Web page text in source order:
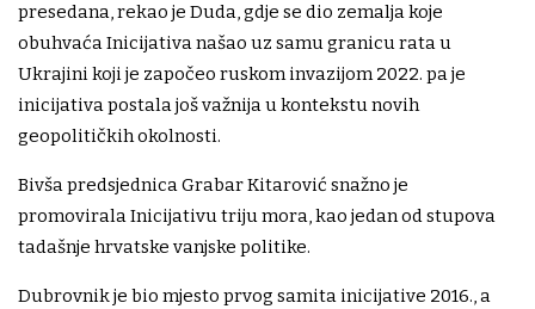
presedana, rekao je Duda, gdje se dio zemalja koje
obuhvaća Inicijativa našao uz samu granicu rata u
Ukrajini koji je započeo ruskom invazijom 2022. pa je
inicijativa postala još važnija u kontekstu novih
geopolitičkih okolnosti.
Bivša predsjednica Grabar Kitarović snažno je
promovirala Inicijativu triju mora, kao jedan od stupova
tadašnje hrvatske vanjske politike.
Dubrovnik je bio mjesto prvog samita inicijative 2016., a